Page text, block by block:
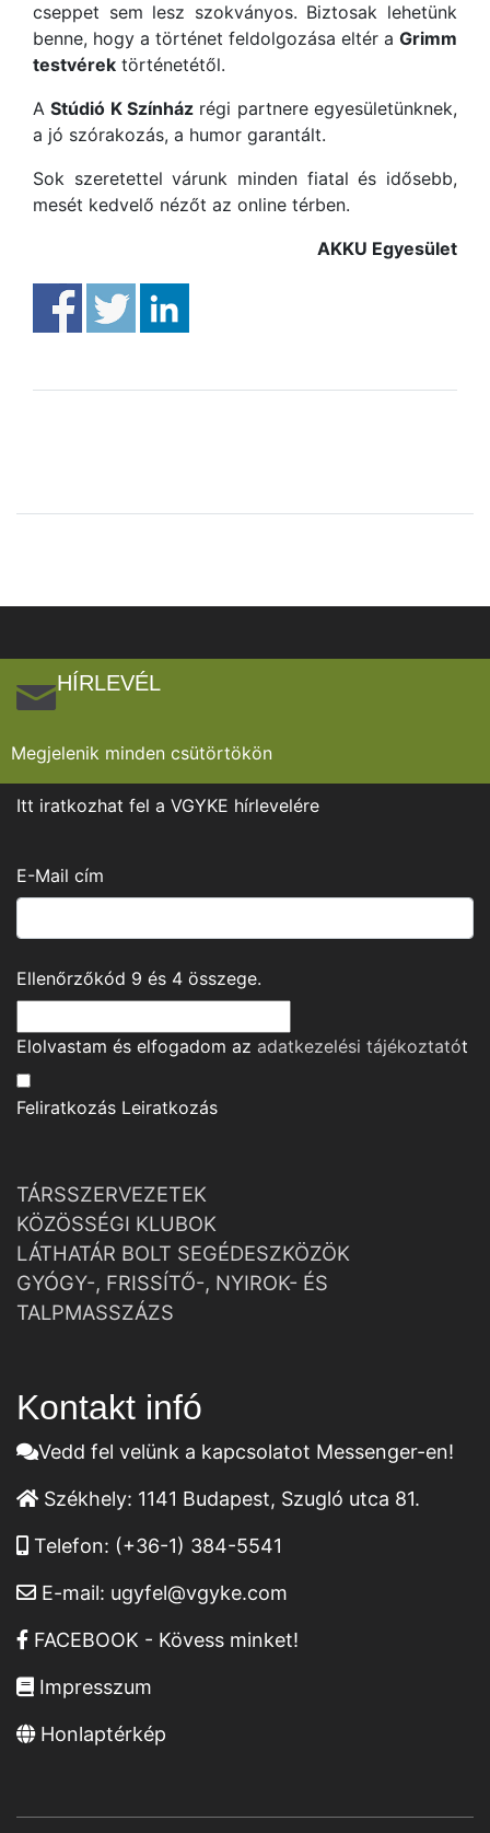
cseppet sem lesz szokványos. Biztosak lehetünk
benne, hogy a történet feldolgozása eltér a Grimm
testvérek történetétől.
AStúdió K Színház régi partnere egyesületünknek,
a jó szórakozás, a humor garantált.
Sok szeretettel várunk minden fiatal és idősebb,
mesét kedvelő nézőt az online térben.
AKKU Egyesület
HÍRLEVÉL
Megjelenik minden csütörtökön
Itt iratkozhat fel a VGYKE hírlevelére
E-Mail cím
Ellenőrzőkód 9 és 4 összege.
Elolvastam és elfogadom az adatkezelési tájékoztatót
Feliratkozás Leiratkozás
TÁRSSZERVEZETEK
KÖZÖSSÉGI KLUBOK
LÁTHATÁR BOLT SEGÉDESZKÖZÖK
GYÓGY-, FRISSÍTŐ-, NYIROK- ÉS
TALPMASSZÁZS
Kontakt infó
Vedd fel velünk a kapcsolatot Messenger-en!
Székhely: 1141 Budapest, Szugló utca 81.
Telefon: (+36-1) 384-5541
E-mail: ugyfel@vgyke.com
FACEBOOK - Kövess minket!
Impresszum
Honlaptérkép